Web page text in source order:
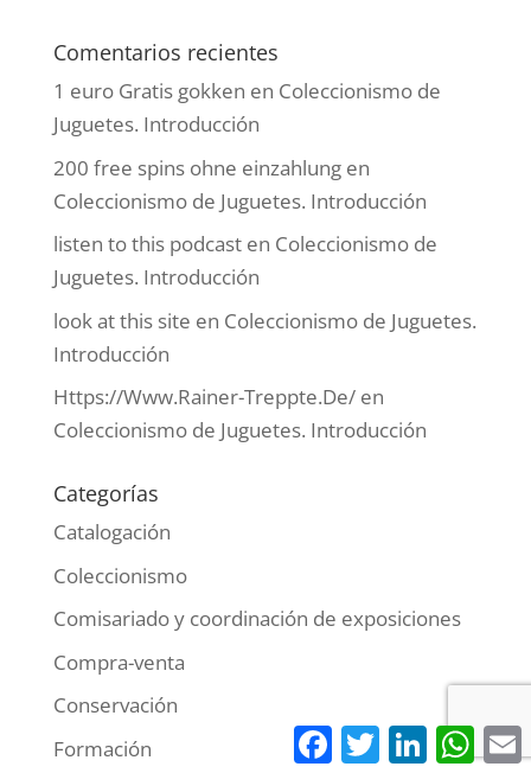
Comentarios recientes
1 euro Gratis gokken en Coleccionismo de
Juguetes. Introducción
200 free spins ohne einzahlungen
Coleccionismo de Juguetes. Introducción
listen to this podcasten Coleccionismo de
Juguetes. Introducción
look at this site en Coleccionismo de Juguetes.
Introducción
Https://Www.Rainer-Treppte.De/en
Coleccionismo de Juguetes. Introducción
Categorías
Catalogación
Coleccionismo
Comisariado y coordinación de exposiciones
Compra-venta
Conservación
Formación
Facebook
TwitterLinkedIn